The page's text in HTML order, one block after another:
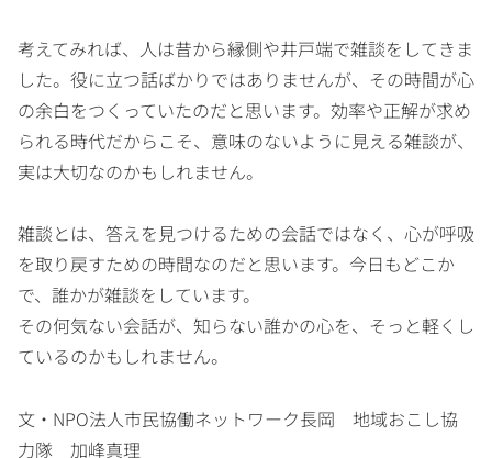
考えてみれば、人は昔から縁側や井戸端で雑談をしてきま
した。役に立つ話ばかりではありませんが、その時間が心
の余白をつくっていたのだと思います。効率や正解が求め
られる時代だからこそ、意味のないように見える雑談が、
実は大切なのかもしれません。
雑談とは、答えを見つけるための会話ではなく、心が呼吸
を取り戻すための時間なのだと思います。今日もどこか
で、誰かが雑談をしています。
その何気ない会話が、知らない誰かの心を、そっと軽くし
ているのかもしれません。
文・NPO法人市民協働ネットワーク長岡 地域おこし協
力隊 加峰真理